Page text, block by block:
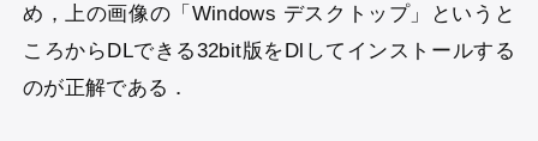
め，上の画像の「Windows デスクトップ」というと
ころからDLできる32bit版をDlしてインストールする
のが正解である．